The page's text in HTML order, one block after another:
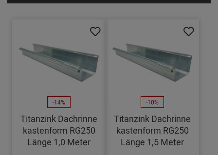
-14%
Titanzink Dachrinne
kastenform RG250
Länge 1,0 Meter
-10%
Titanzink Dachrinne
kastenform RG250
Länge 1,5 Meter